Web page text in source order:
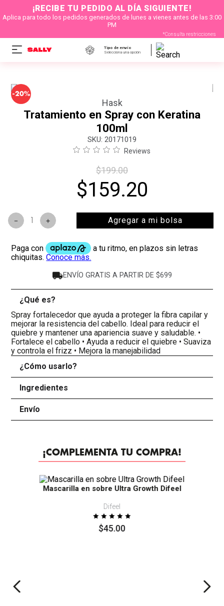
¡RECIBE TU PEDIDO AL DÍA SIGUIENTE!
Aplica para todo los pedidos generados de lunes a vienes antes de las 3:00
PM
*Consulta restricciones
Tipo de envío
Selecciona una opción
-20%
Hask
Tratamiento en Spray con Keratina
100ml
: 20171019
Reviews
$199.00
$159.20
＋
－ Agregar a mi bolsa
ENVÍO GRATIS A PARTIR DE $699
¿Qué es?
Spray fortalecedor que ayuda a proteger la fibra capilar y
mejorar la resistencia del cabello. Ideal para reducir el
quiebre y mantener una apariencia suave y saludable. •
Fortalece el cabello • Ayuda a reducir el quiebre • Suaviza
y controla el frizz • Mejora la manejabilidad
¿Cómo usarlo?
Ingredientes
Envío
¡COMPLEMENTA TU COMPRA!
Mascarilla en sobre Ultra Growth Difeel
Difeel
$45.00